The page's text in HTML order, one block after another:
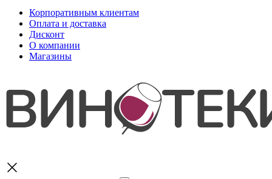
Корпоративным клиентам
Оплата и доставка
Дисконт
О компании
Магазины